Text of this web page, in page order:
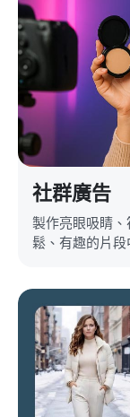
社群廣告
製作亮眼吸睛
鬆、有趣的片段